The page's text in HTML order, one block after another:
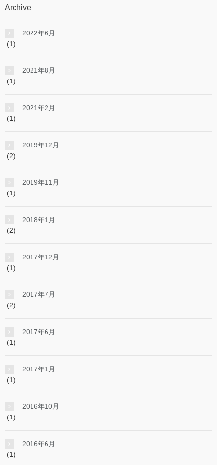
Archive
2022年6月
(1)
2021年8月
(1)
2021年2月
(1)
2019年12月
(2)
2019年11月
(1)
2018年1月
(2)
2017年12月
(1)
2017年7月
(2)
2017年6月
(1)
2017年1月
(1)
2016年10月
(1)
2016年6月
(1)